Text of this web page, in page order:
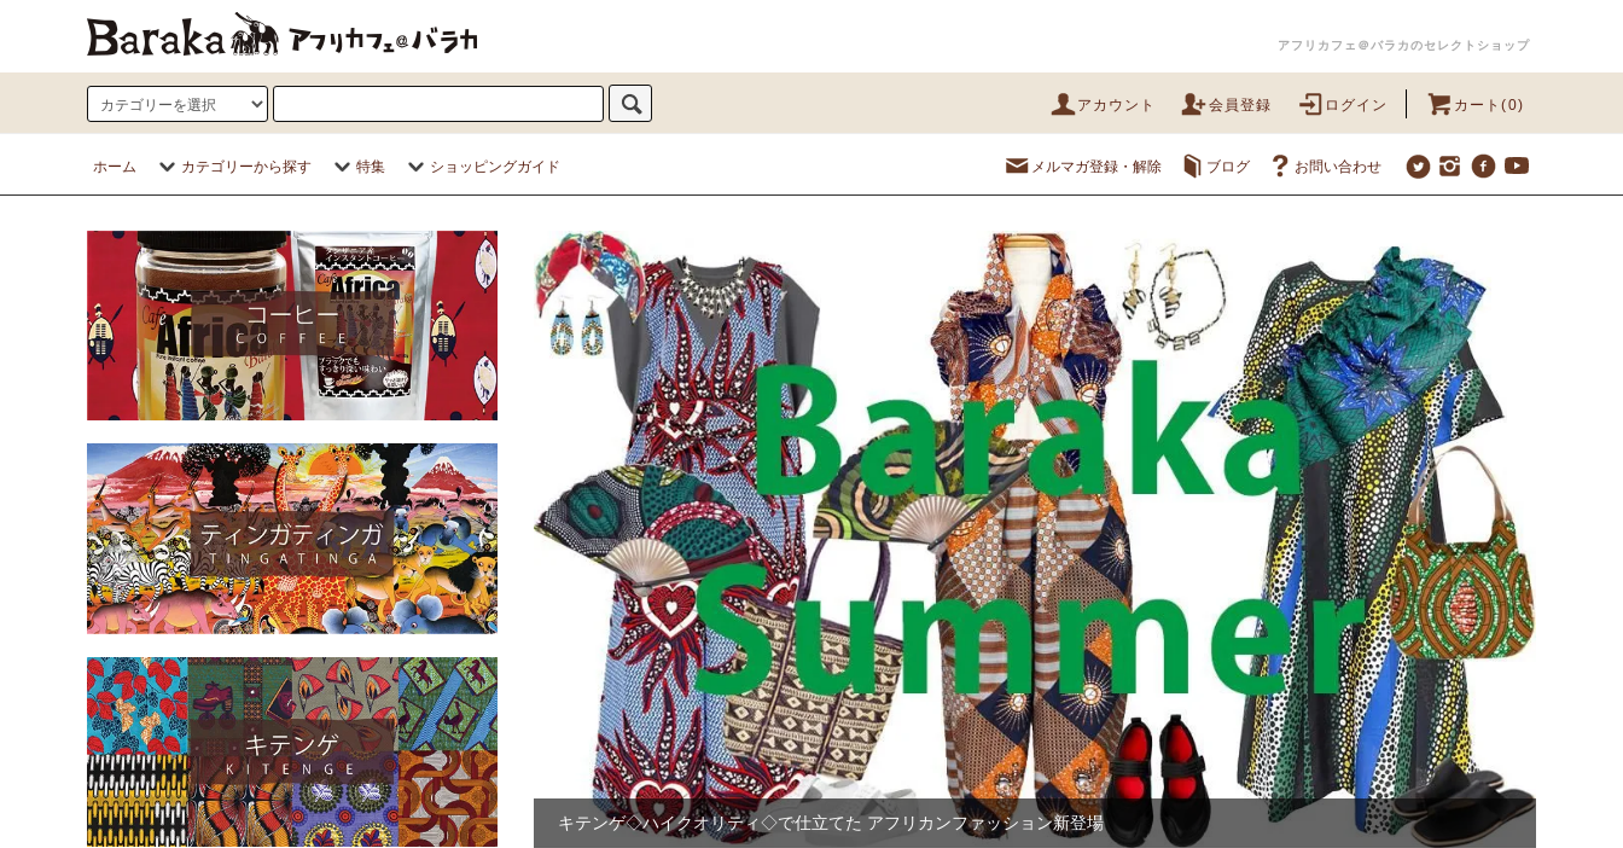
アフリカフェ＠バラカのセレクトショップ
アカウント 会員登録 ログイン カート(0)
ホーム カテゴリーから探す 特集 ショッピングガイド メルマガ登録・解除 ブログ お問い合わせ
キテンゲ◇ハイクオリティ◇で仕立てた アフリカンファッション新登場
【まとめ割SALE！】【3個で20％OFF！】タンザニア産 カシューナッツ～大粒 コク深い まろやかな甘み～